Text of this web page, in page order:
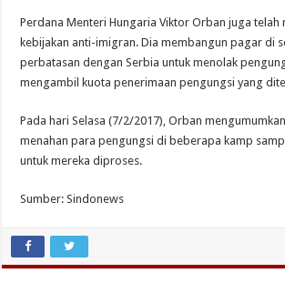
Perdana Menteri Hungaria Viktor Orban juga telah
kebijakan anti-imigran. Dia membangun pagar di
perbatasan dengan Serbia untuk menolak
mengambil kuota penerimaan pengungsi yang
Pada hari Selasa (7/2/2017), Orban
menahan para pengungsi di beberapa kamp
untuk mereka diproses.
Sumber: Sindonews